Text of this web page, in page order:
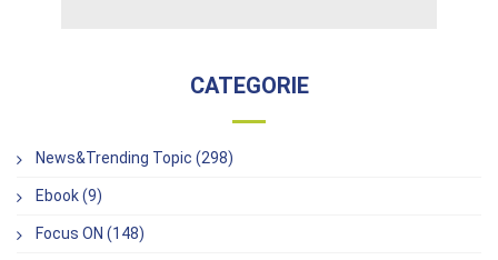
CATEGORIE
News&Trending Topic (298)
Ebook (9)
Focus ON (148)